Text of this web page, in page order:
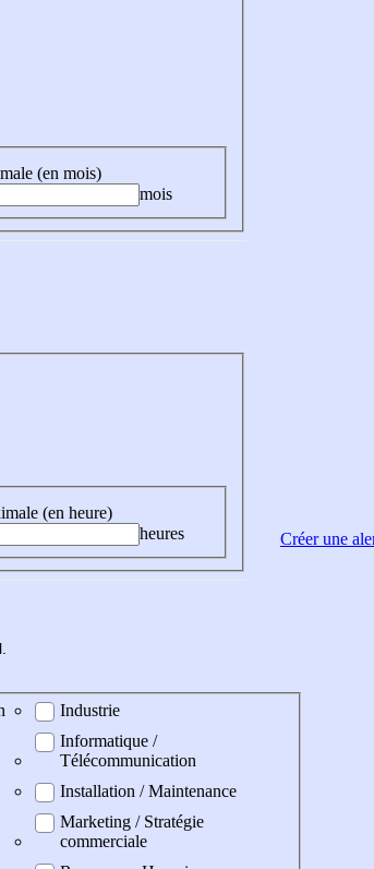
(en mois)
mois
(en heure)
heures
Industrie
Informatique /
Télécommunication
Installation / Maintenance
Marketing / Stratégie
commerciale
Créer une